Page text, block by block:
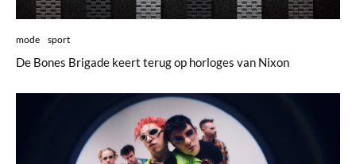
mode sport
De Bones Brigade keert terug op horloges van Nixon